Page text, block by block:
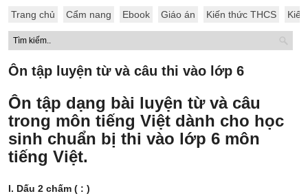
Trang chủ Cẩm nang Ebook Giáo án Kiến thức THCS
Ôn tập luyện từ và câu thi vào lớp 6
Ôn tập dạng bài luyện từ và câu
trong môn tiếng Việt dành cho học
sinh chuẩn bị thi vào lớp 6 môn
tiếng Việt.
I. Dấu 2 chấm ( : )